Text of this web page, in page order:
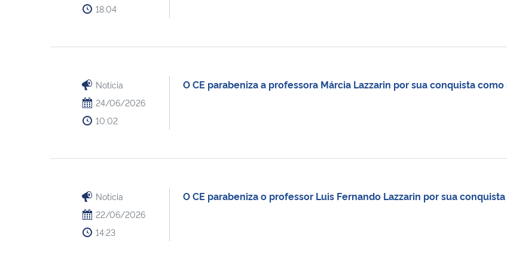
18:04
Notícia
24/06/2026
10:02
O CE parabeniza a professora Márcia Lazzarin por sua conquista
Notícia
22/06/2026
14:23
O CE parabeniza o professor Luis Fernando Lazzarin por sua